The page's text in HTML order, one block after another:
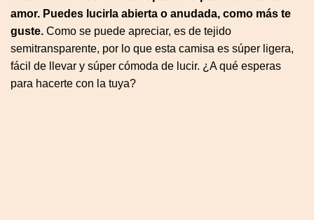
amor. Puedes lucirla abierta o anudada, como más te
guste. Como se puede apreciar, es de tejido
semitransparente, por lo que esta camisa es súper ligera,
fácil de llevar y súper cómoda de lucir. ¿A qué esperas
para hacerte con la tuya?